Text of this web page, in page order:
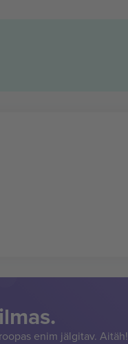
enim jälgitav. Aitäh!